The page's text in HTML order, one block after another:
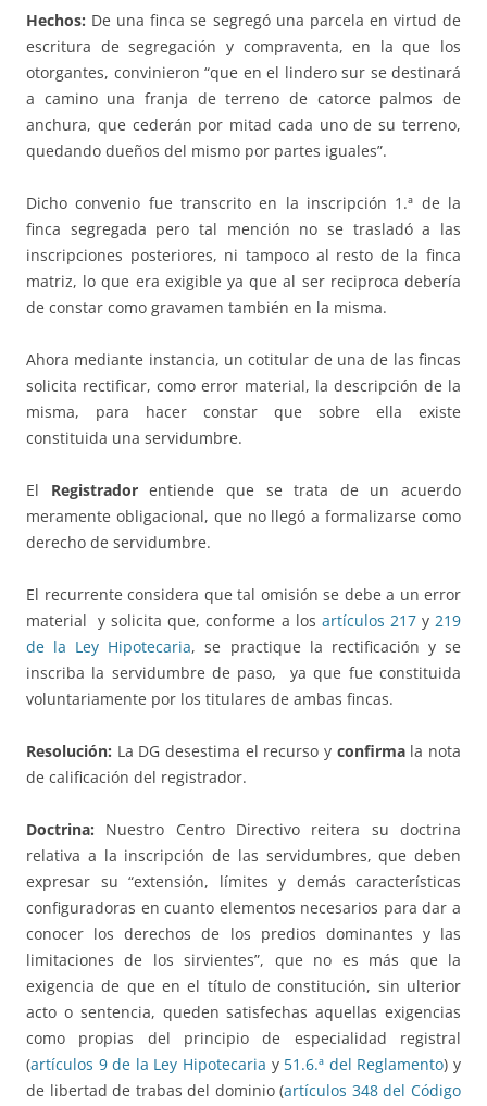
Hechos: De una finca se segregó una parcela en virtud de
escritura de segregación y compraventa, en la que los
otorgantes, convinieron “que en el lindero sur se destinará
a camino una franja de terreno de catorce palmos de
anchura, que cederán por mitad cada uno de su terreno,
quedando dueños del mismo por partes iguales”.
Dicho convenio fue transcrito en la inscripción 1.ª de la
finca segregada pero tal mención no se trasladó a las
inscripciones posteriores, ni tampoco al resto de la finca
matriz, lo que era exigible ya que al ser reciproca debería
de constar como gravamen también en la misma.
Ahora mediante instancia, un cotitular de una de las fincas
solicita rectificar, como error material, la descripción de la
misma, para hacer constar que sobre ella existe
constituida una servidumbre.
El Registradorentiende que se trata de un acuerdo
meramente obligacional, que no llegó a formalizarse como
derecho de servidumbre.
El recurrente considera que tal omisión se debe a un error
material y solicita que, conforme a los artículos 217y219
de la Ley Hipotecaria, se practique la rectificación y se
inscriba la servidumbre de paso, ya que fue constituida
voluntariamente por los titulares de ambas fincas.
Resolución: La DG desestima el recurso y confirmala nota
de calificación del registrador.
Doctrina: Nuestro Centro Directivo reitera su doctrina
relativa a la inscripción de las servidumbres, que deben
expresar su “extensión, límites y demás características
configuradoras en cuanto elementos necesarios para dar a
conocer los derechos de los predios dominantes y las
limitaciones de los sirvientes”, que no es más que la
exigencia de que en el título de constitución, sin ulterior
acto o sentencia, queden satisfechas aquellas exigencias
como propias del principio de especialidad registral
(artículos 9 de la Ley Hipotecaria y 51.6.ª del Reglamento) y
de libertad de trabas del dominio (artículos 348 del Código